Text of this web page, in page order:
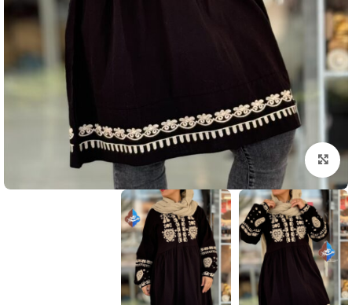
بزرگنمایی تصویر